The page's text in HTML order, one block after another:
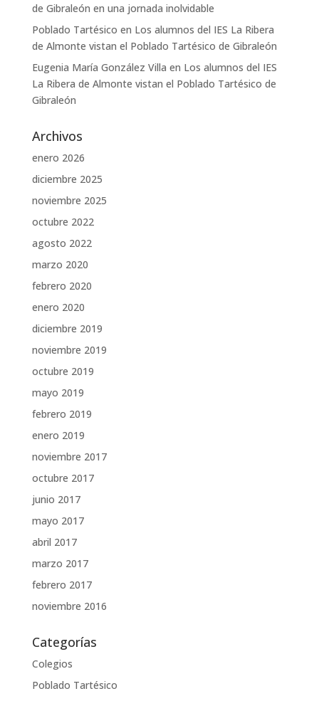
de Gibraleón en una jornada inolvidable
Poblado Tartésico en Los alumnos del IES La Ribera
de Almonte vistan el Poblado Tartésico de Gibraleón
Eugenia María González Villa en Los alumnos del IES
La Ribera de Almonte vistan el Poblado Tartésico de
Gibraleón
Archivos
enero 2026
diciembre 2025
noviembre 2025
octubre 2022
agosto 2022
marzo 2020
febrero 2020
enero 2020
diciembre 2019
noviembre 2019
octubre 2019
mayo 2019
febrero 2019
enero 2019
noviembre 2017
octubre 2017
junio 2017
mayo 2017
abril 2017
marzo 2017
febrero 2017
noviembre 2016
Categorías
Colegios
Poblado Tartésico